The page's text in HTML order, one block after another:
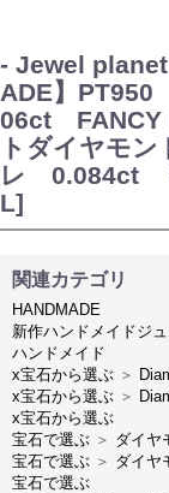
- Jewel
ADE】
06ct FANCY
トダイヤモ
レ 0.084ct
L]
関連カテゴリ
HANDMADE
新作ハンドメイドジ
ハンドメイド
x宝石から選ぶ ＞
x宝石から選ぶ ＞
x宝石から選ぶ
宝石で選ぶ ＞ ダイヤ
宝石で選ぶ ＞ ダイヤ
宝石で選ぶ